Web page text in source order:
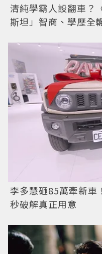
清純學霸人設翻車？
斯坦」智商、學歷全
李多慧砸85萬牽新
秒破解真正用意